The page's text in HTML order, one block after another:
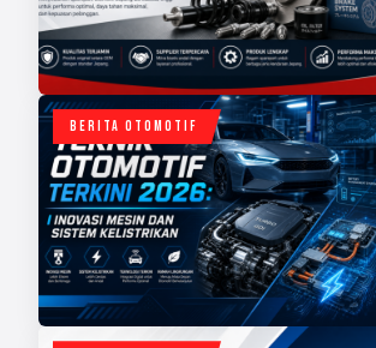
BERITA OTOMOTIF